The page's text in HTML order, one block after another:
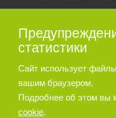
© 2026 Пневматическое и
статистики
Сайт использует
вашим браузером.
Подробнее об этом вы
cookie.